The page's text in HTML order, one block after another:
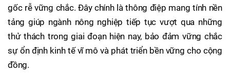
gốc rễ vững chắc. Đây chính là thông điệp mang tính nền
tảng giúp ngành nông nghiệp tiếp tục vượt qua những
thử thách trong giai đoạn hiện nay, bảo đảm vững chắc
sự ổn định kinh tế vĩ mô và phát triển bền vững cho cộng
đồng.